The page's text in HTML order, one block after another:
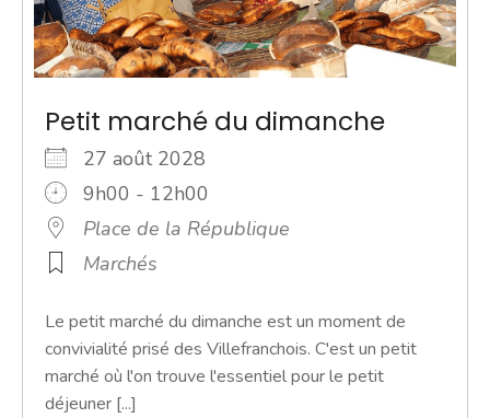
Petit marché du dimanche
27 août 2028
9h00 - 12h00
Place de la République
Marchés
Le petit marché du dimanche est un moment de
convivialité prisé des Villefranchois. C'est un petit
marché où l'on trouve l'essentiel pour le petit
déjeuner [...]